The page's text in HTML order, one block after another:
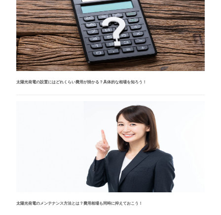
太陽光発電の設置にはどれくらい費用が掛かる？具体的な相場を知ろう！
太陽光発電のメンテナンス方法とは？費用相場も同時に抑えておこう！